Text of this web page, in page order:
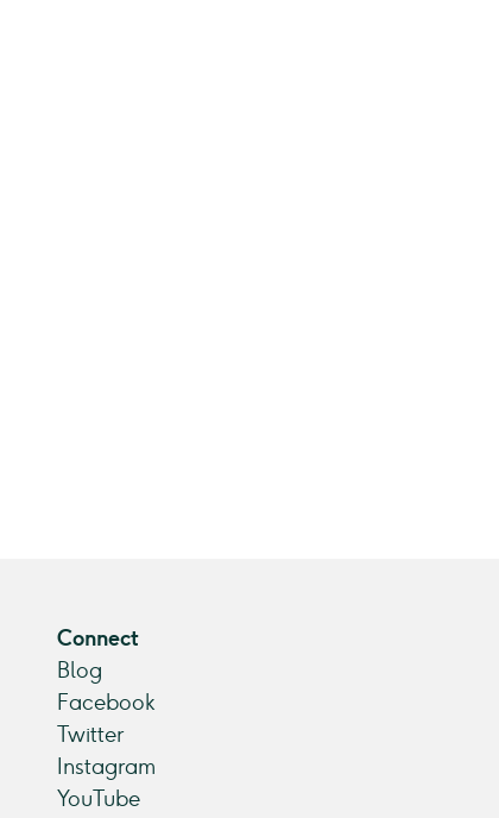
Connect
Blog
Facebook
Twitter
Instagram
YouTube